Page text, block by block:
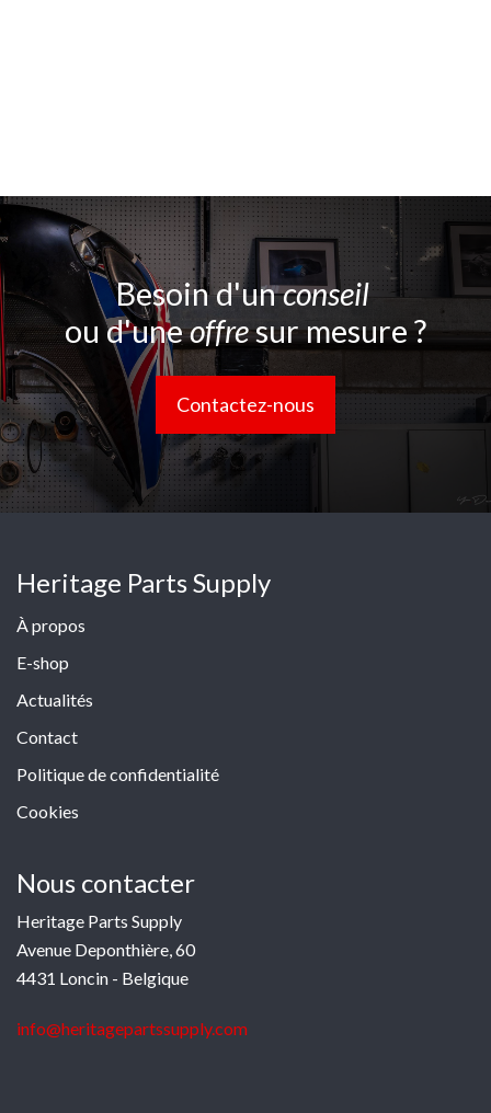
Besoin d'unconseil
ou d'uneoffresur mesure ?
Contactez-nous
Heritage Parts Supply
À propos
E-shop
Actualités
Contact
Politique de confidentialité
Cookies
Nous contacter
Heritage Parts Supply
Avenue Deponthière, 60
4431 Loncin - Belgique
info@heritagepartssupply.com